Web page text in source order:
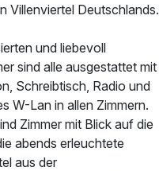
Villenviertel Deutschlands.
und liebevoll
sind alle ausgestattet mit
Schreibtisch, Radio und
W-Lan in allen Zimmern.
Zimmer mit Blick auf die
abends erleuchtete
aus der